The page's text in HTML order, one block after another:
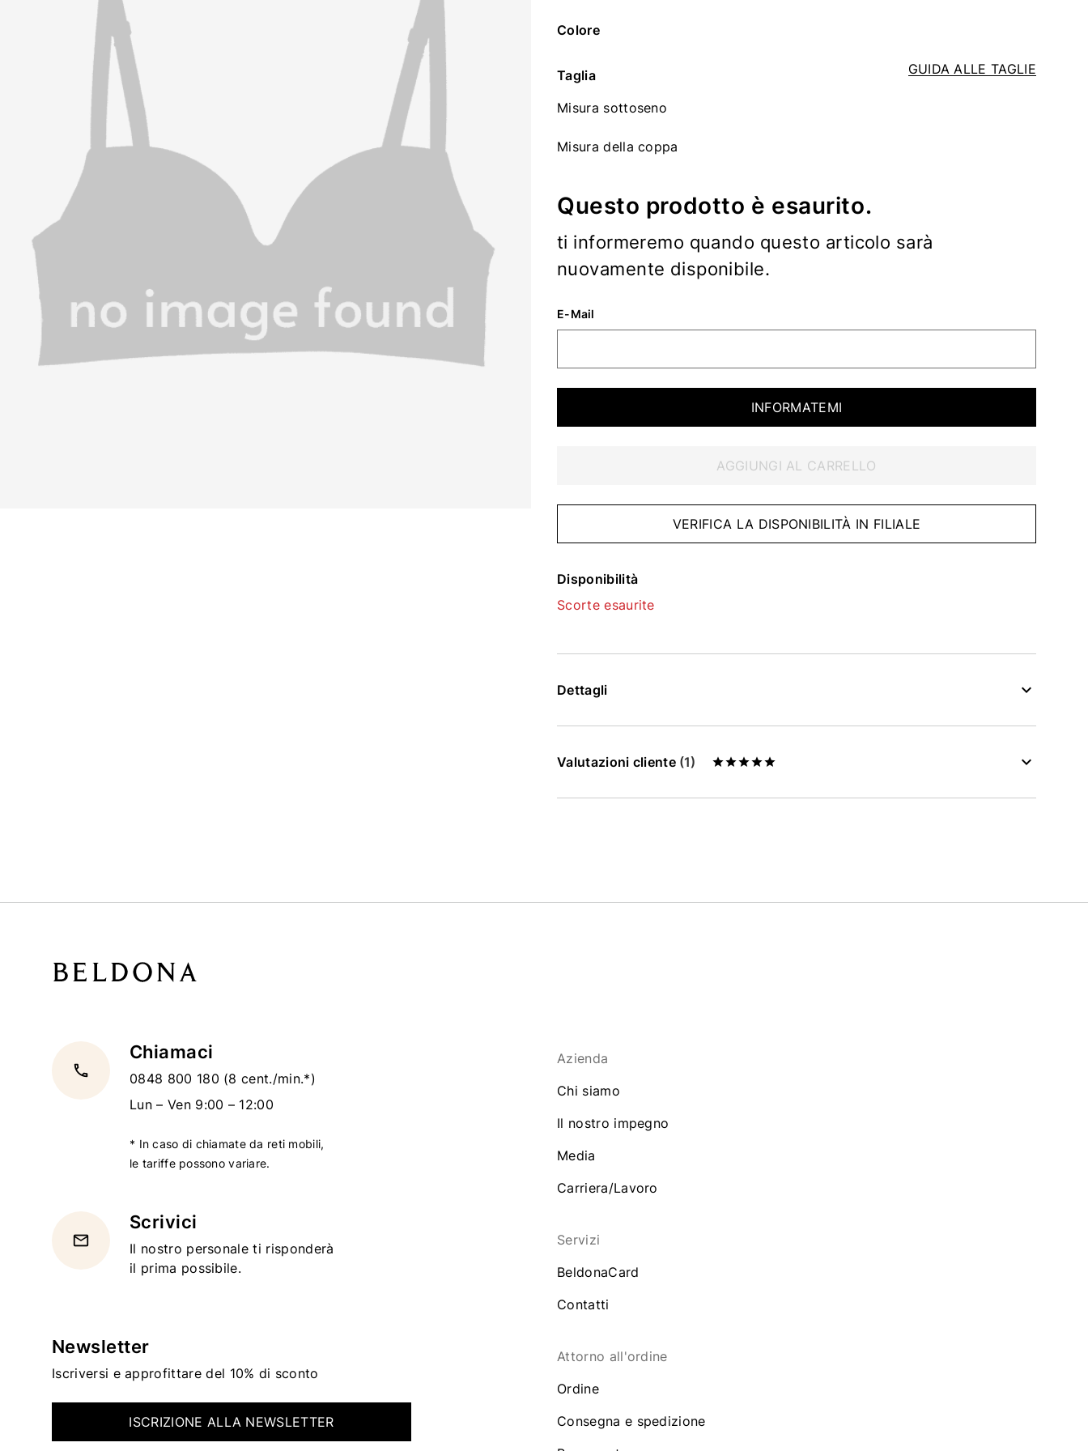
Colore
GUIDA ALLE TAGLIE
Taglia
Misura sottoseno
Misura della coppa
Questo prodotto è esaurito.
ti informeremo quando questo articolo sarà
nuovamente disponibile.
E-Mail
INFORMATEMI
AGGIUNGI AL CARRELLO
VERIFICA LA DISPONIBILITÀ IN FILIALE
Disponibilità
Scorte esaurite
Dettagli
Valutazioni cliente (1)
local_phone
Chiamaci
0848 800 180 (8 cent./min.*)
Lun – Ven 9:00 – 12:00
* In caso di chiamate da reti mobili,
le tariffe possono variare.
email
Scrivici
Il nostro personale ti risponderà
il prima possibile.
Newsletter
Iscriversi e approfittare del 10% di sconto
ISCRIZIONE ALLA NEWSLETTER
Azienda
Chi siamo
Il nostro impegno
Media
Carriera/Lavoro
Servizi
BeldonaCard
Contatti
Attorno all'ordine
Ordine
Consegna e spedizione